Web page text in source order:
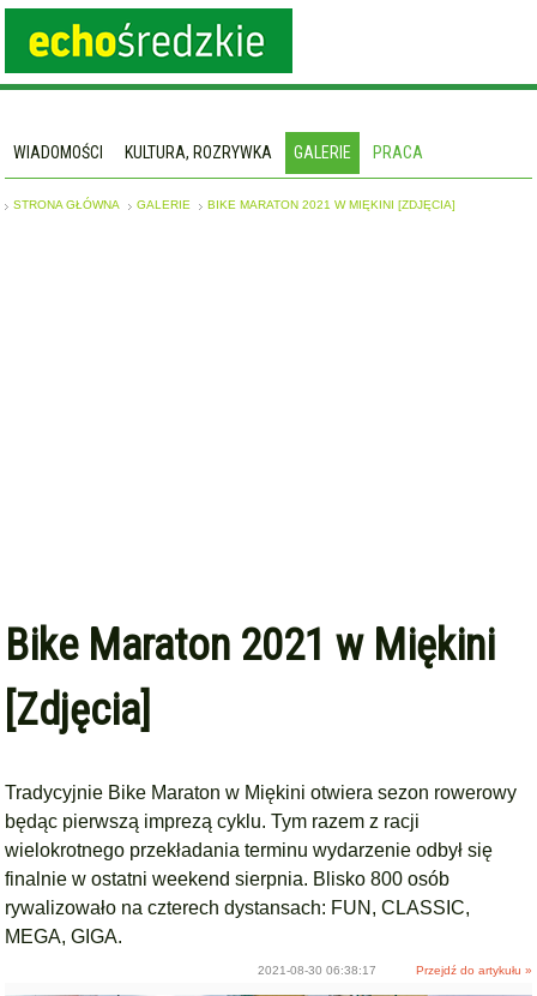
WIADOMOŚCI KULTURA, ROZRYWKA GALERIE PRACA
STRONA GŁÓWNA GALERIE BIKE MARATON 2021 W MIĘKINI [ZDJĘCIA]
Bike Maraton 2021 w Miękini
[Zdjęcia]
Tradycyjnie Bike Maraton w Miękini otwiera sezon rowerowy
będąc pierwszą imprezą cyklu. Tym razem z racji
wielokrotnego przekładania terminu wydarzenie odbył się
finalnie w ostatni weekend sierpnia. Blisko 800 osób
rywalizowało na czterech dystansach: FUN, CLASSIC,
MEGA, GIGA.
2021-08-30 06:38:17 Przejdź do artykułu »